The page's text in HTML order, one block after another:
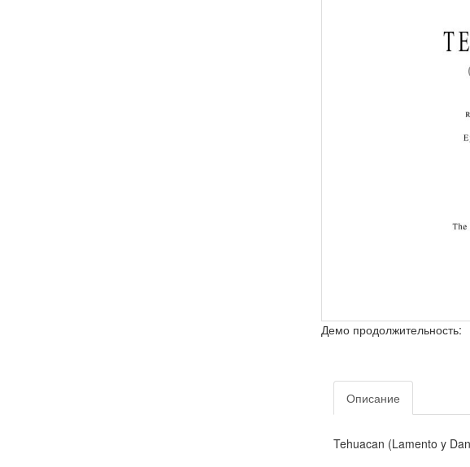
Демо продолжительность:
Описание
Tehuacan (Lamento y